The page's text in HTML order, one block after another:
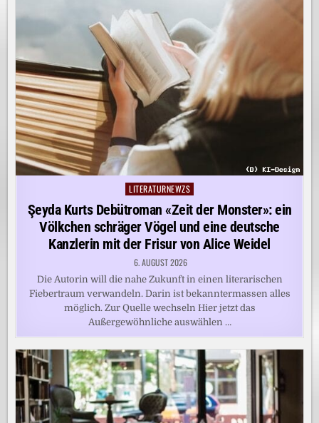
Posted
in
LITERATURNEWZS
Şeyda Kurts Debütroman «Zeit der Monster»: ein
Völkchen schräger Vögel und eine deutsche
Kanzlerin mit der Frisur von Alice Weidel
6. AUGUST 2026
Die Autorin will die nahe Zukunft in einen literarischen
Fiebertraum verwandeln. Darin ist bekanntermassen alles
möglich. Zur Quelle wechseln Hier jetzt das
Außergewöhnliche auswählen …